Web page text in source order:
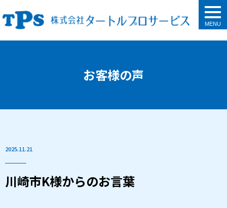
お客様の声
2025.11.21
川崎市K様からのお言葉